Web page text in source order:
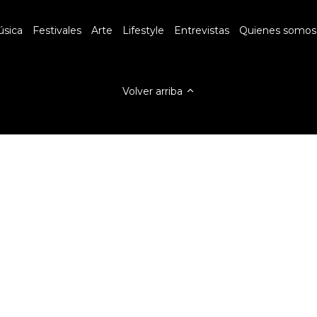
Festivales Arte Lifestyle Entrevistas Quienes somos
Volver arriba